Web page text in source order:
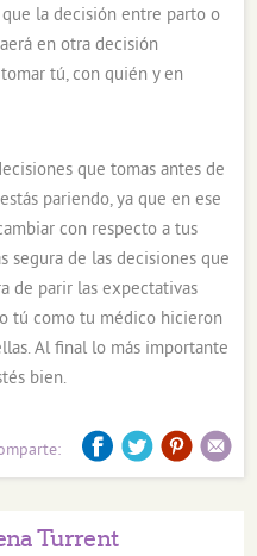
la decisión entre parto o
en otra decisión
tú, con quién y en
que tomas antes de
pariendo, ya que en ese
con respecto a tus
segura de las decisiones que
de parir las expectativas
tú como tu médico hicieron
Al final lo más importante
bien.
Turrent